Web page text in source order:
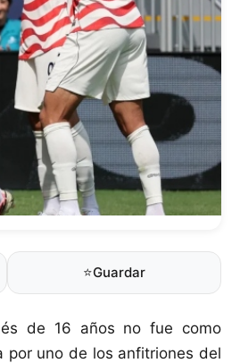
⭐Guardar
de 16 años no fue como
por uno de los anfitriones del